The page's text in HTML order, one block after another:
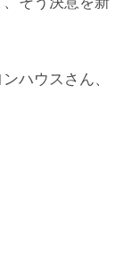
ハウスさん、